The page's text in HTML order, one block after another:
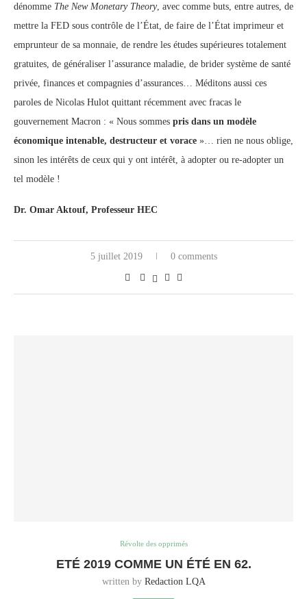
dénomme The New Monetary Theory, avec comme buts, entre autres, de
mettre la FED sous contrôle de l’État, de faire de l’État imprimeur et
emprunteur de sa monnaie, de rendre les études supérieures totalement
gratuites, de généraliser l’assurance maladie, de brider système de santé
privée, finances et compagnies d’assurances… Méditons aussi ces
paroles de Nicolas Hulot quittant récemment avec fracas le
gouvernement Macron : « Nous sommes pris dans un modèle
économique intenable, destructeur et vorace »… rien ne nous oblige,
sinon les intérêts de ceux qui y ont intérêt, à adopter ou re-adopter un
tel modèle !
Dr. Omar Aktouf, Professeur HEC
5 juillet 2019 0 comments
Révolte des opprimés
ETÉ 2019 COMME UN ÉTÉ EN 62.
written by Redaction LQA